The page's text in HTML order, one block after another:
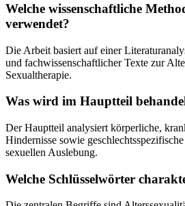
Welche wissenschaftliche
verwendet?
Die Arbeit basiert auf einer
und fachwissenschaftlicher Texte zur
Sexualtherapie.
Was wird im Hauptteil
Der Hauptteil analysiert körperliche,
Hindernisse sowie
sexuellen Auslebung.
Welche Schlüsselwörter